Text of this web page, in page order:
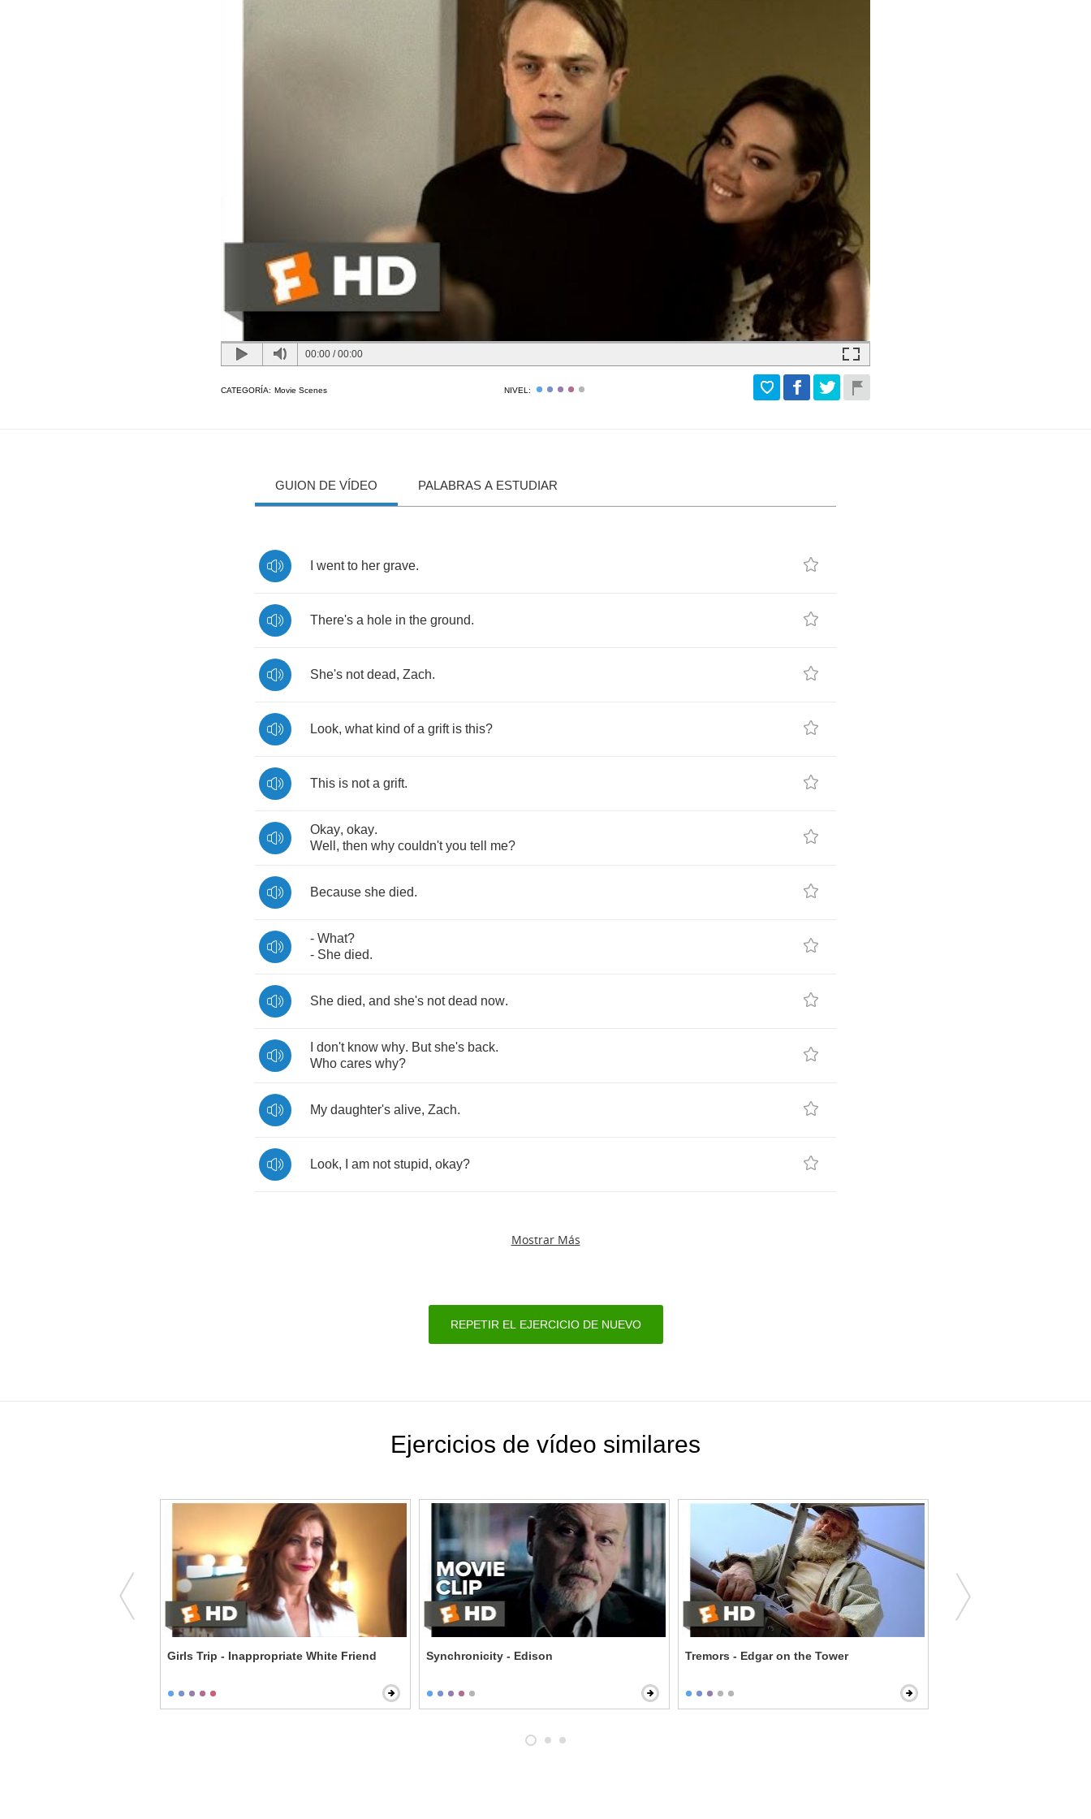
00:00 /00:00
CATEGORÍA: Movie Scenes NIVEL:
GUION DE VÍDEO PALABRAS A ESTUDIAR
went to her grave.
There's a hole in the ground.
She's not dead, Zach.
Look, what kind of a grift is this?
This is not a grift.
Okay, okay.
Well , then why couldn't you tell me?
Because she died.
- What?
- She died.
She died, and she's not dead now.
don't know why. But she's back.
Who cares why?
My daughter's alive, Zach.
Look, am not stupid, okay?
Mostrar Más
REPETIR EL EJERCICIO DE NUEVO
Ejercicios de vídeo similares
Girls Trip - Inappropriate White Friend Synchronicity - Edison Tremors - Edgar on the Tower